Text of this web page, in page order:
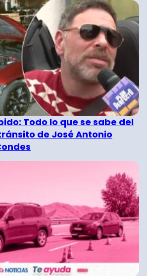
Todo lo que se sabe del
de José Antonio